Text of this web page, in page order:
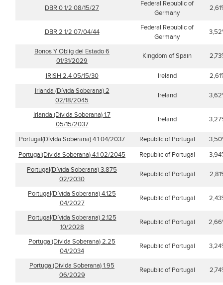
DBR 0 1/2 08/15/27
Federal Republic of
Germany
DBR 2 1/2 07/04/44
Federal Republic of
Germany
Bonos Y Oblig del Estado 6
01/31/2029
Kingdom of Spain
IRISH 2.4 05/15/30 Ireland
Irlanda (Dívida Soberana) 2
02/18/2045
Ireland
Irlanda (Dívida Soberana) 1.7
05/15/2037
Ireland
Portugal(Dívida Soberana) 4.1 04/2037 Republic of Portugal
Portugal(Dívida Soberana) 4.1 02/2045
Republic of Portugal
Portugal(Dívida Soberana) 3.875
02/2030
Republic of Portugal
Portugal(Dívida Soberana) 4.125
04/2027
Republic of Portugal
Portugal(Dívida Soberana) 2.125
10/2028
Republic of Portugal
Portugal(Dívida Soberana) 2.25
04/2034
Republic of Portugal
Portugal(Dívida Soberana) 1.95
06/2029
Republic of Portugal